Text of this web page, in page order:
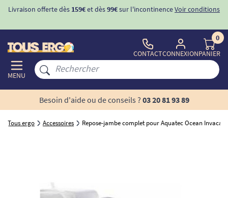
Livraison offerte dès 159€et dès99€sur l'incontinenceVoir conditions
MENU
CONTACTCONNEXION
0
PANIER
Besoin d'aide ou de conseils ? 03 20 81 93 89
Tous ergo Accessoires Repose-jambe complet pour Aquatec Ocean Invacare